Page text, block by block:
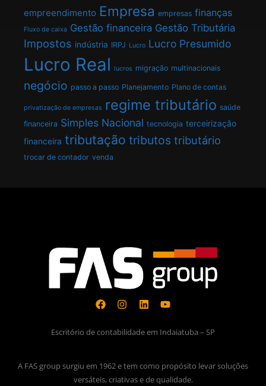
empreendimento Empresa empresas finanças
Fluxo de caixa Gestão financeira Gestão Tributária
Impostos indústria IRPJ Lucro Lucro Presumido
Lucro Real lucros migração multinacionais
negócio passo a passo Planejamento Plano de contas
privatização de empresas regime tributário saúde
financeira Simples Nacional tecnologia terceirização
financeira tributação tributos tributário
trocar de contador venda
Escritório de contabilidade em Indaiatuba – SP
A FAS group surgiu em 1962 e tem como propósito levar soluções
versáteis, criativas e de qualidade.